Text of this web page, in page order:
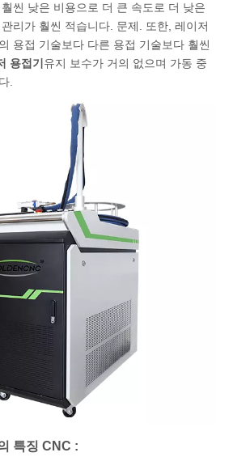
씬 낮은 비용으로 더 큰 속도로 더 낮은
리가 훨씬 적습니다. 문제. 또한, 레이저
용접 기술보다 다른 용접 기술보다 훨씬
용접기 유지 보수가 거의 없으며 가동 중
.
특징 CNC :